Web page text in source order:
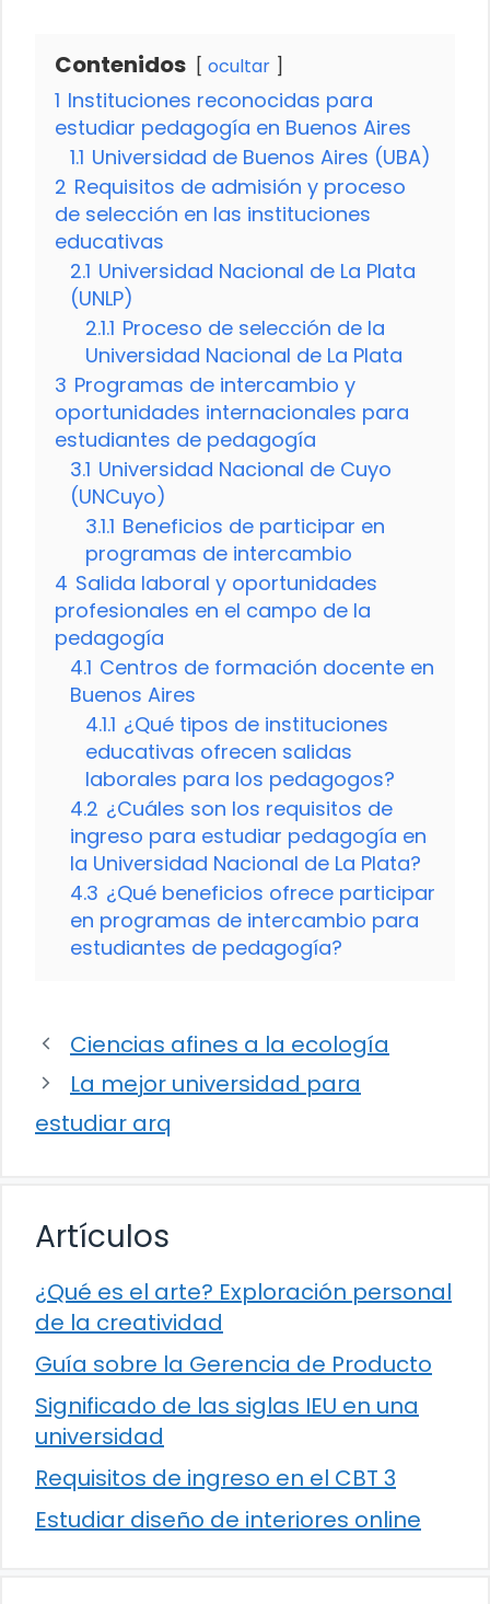
Contenidos ocultar
1 Instituciones reconocidas para
estudiar pedagogía en Buenos Aires
1.1 Universidad de Buenos Aires (UBA)
2 Requisitos de admisión y proceso
de selección en las instituciones
educativas
2.1 Universidad Nacional de La Plata
(UNLP)
2.1.1 Proceso de selección de la
Universidad Nacional de La Plata
3 Programas de intercambio y
oportunidades internacionales para
estudiantes de pedagogía
3.1 Universidad Nacional de Cuyo
(UNCuyo)
3.1.1 Beneficios de participar en
programas de intercambio
4 Salida laboral y oportunidades
profesionales en el campo de la
pedagogía
4.1 Centros de formación docente en
Buenos Aires
4.1.1 ¿Qué tipos de instituciones
educativas ofrecen salidas
laborales para los pedagogos?
4.2 ¿Cuáles son los requisitos de
ingreso para estudiar pedagogía en
la Universidad Nacional de La Plata?
4.3 ¿Qué beneficios ofrece participar
en programas de intercambio para
estudiantes de pedagogía?
Ciencias afines a la ecología
La mejor universidad para
estudiar arq
Artículos
¿Qué es el arte? Exploración personal
de la creatividad
Guía sobre la Gerencia de Producto
Significado de las siglas IEU en una
universidad
Requisitos de ingreso en el CBT 3
Estudiar diseño de interiores online